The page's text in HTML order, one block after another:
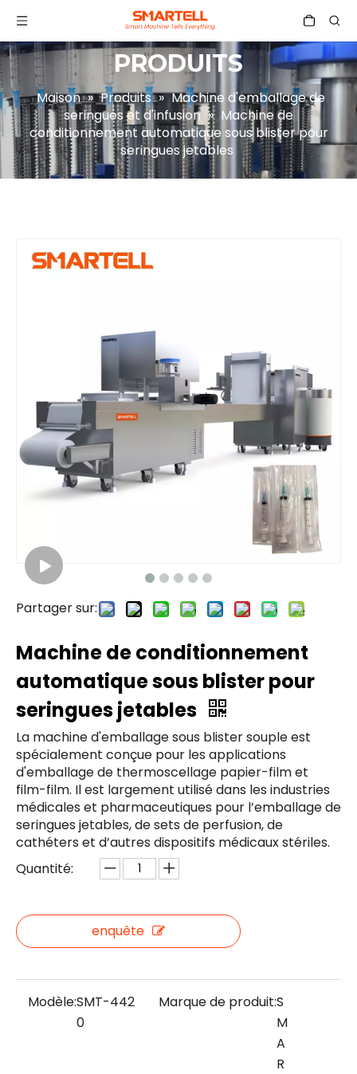
PRODUITS
Maison » Produits » Machine d'emballage de
seringues et d'infusion » Machine de
conditionnement automatique sous blister pour
seringues jetables
Partager sur:
Machine de conditionnement
automatique sous blister pour
seringues jetables
La machine d'emballage sous blister souple est
spécialement conçue pour les applications
d'emballage de thermoscellage papier-film et
film-film. Il est largement utilisé dans les industries
médicales et pharmaceutiques pour l’emballage de
seringues jetables, de sets de perfusion, de
cathéters et d’autres dispositifs médicaux stériles.
Quantité:
enquête
Modèle:SMT-442
0
Marque de produit:S
M
A
R